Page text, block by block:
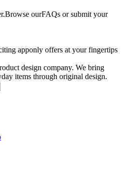
ourFAQs or submit your
apponly offers at your fingertips
design company. We bring
items through original design.